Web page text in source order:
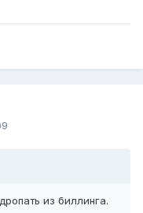
из биллинга.